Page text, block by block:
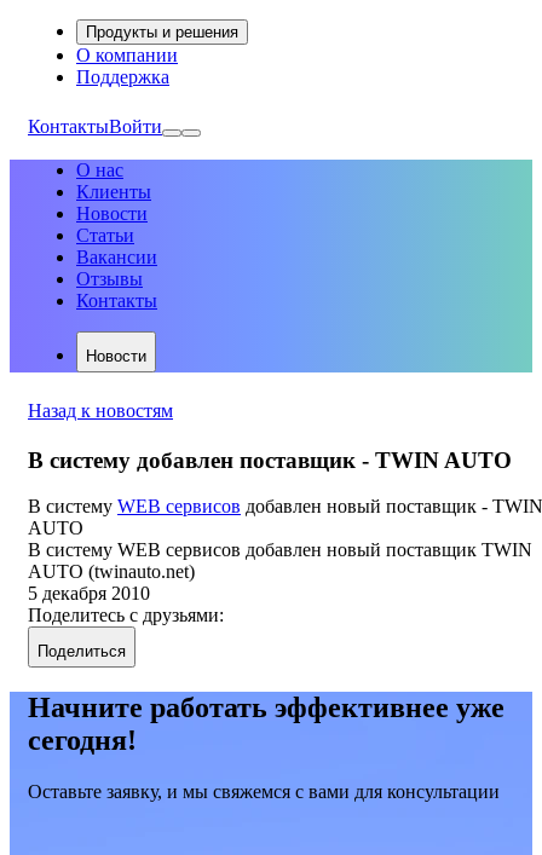
Продукты и решения
О компании
Поддержка
КонтактыВойти
О нас
Клиенты
Новости
Статьи
Вакансии
Отзывы
Контакты
Новости
Назад к новостям
В систему добавлен поставщик - TWIN AUTO
В систему WEB сервисов добавлен новый поставщик - TWIN
AUTO
В систему WEB сервисов добавлен новый поставщик TWIN
AUTO (twinauto.net)
5 декабря 2010
Поделитесь с друзьями:
Поделиться
Начните работать эффективнее уже
сегодня!
Оставьте заявку, и мы свяжемся с вами для консультации